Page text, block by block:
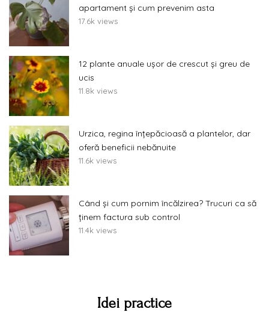
apartament și cum prevenim asta
17.6k views
12 plante anuale ușor de crescut și greu de
ucis
11.8k views
Urzica, regina înțepăcioasă a plantelor, dar
oferă beneficii nebănuite
11.6k views
Când și cum pornim încălzirea? Trucuri ca să
ținem factura sub control
11.4k views
Idei practice